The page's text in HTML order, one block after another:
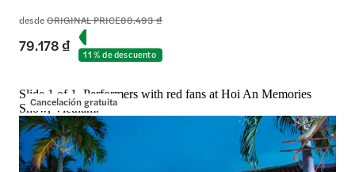
desdeORIGINAL PRICE88.493 ₫
79.178 ₫ 11 % de descuento
Cancelación gratuita
Slide 1 of 1, Performers with red fans at Hoi An Memories
Show, Vietnam.